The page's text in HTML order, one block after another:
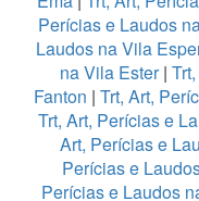
Perícias e Laudos
Laudos na Vila
na Vila Ester|
Fanton | Trt, Art,
Trt, Art, Perícias e
Art, Perícias e
Perícias e
Perícias e Laudos